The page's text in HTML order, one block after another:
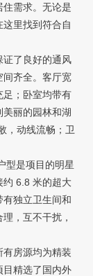
需求。无论是
里找到符合自
了良好的通风
间齐全。客厅宽
足；卧室均带有
丽的园林和湖
，动线流畅；卫
是项目的明星
约 6.8 米的超大
独立卫生间和
，互不干扰，
房源均为精装
目精选了国内外